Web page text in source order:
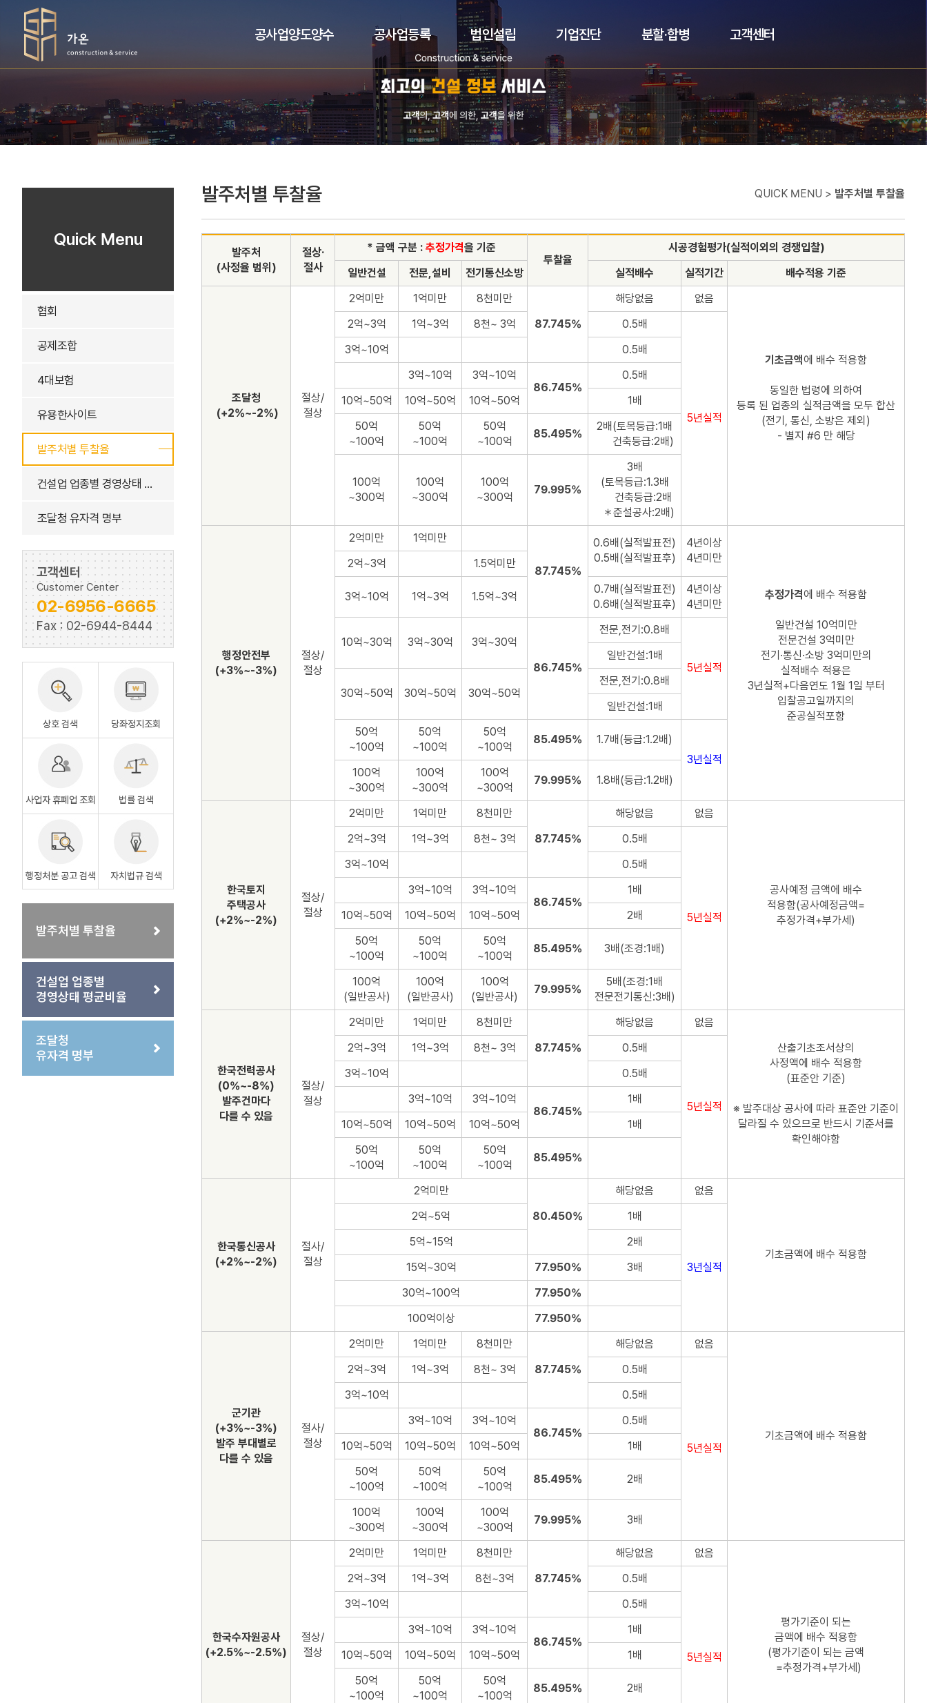
공사업양도양수 공사업등록 법인설립 기업진단 분할·합병 고객센터
Quick Menu
협회
공제조합
4대보험
유용한사이트
발주처별 투찰율
건설업 업종별 경영상태 평균비율
조달청 유자격 명부
고객센터
Customer Center
02-6956-6665
Fax : 02-6944-8444
상호 검색 당좌정지조회
사업자 휴폐업 조회 법률 검색
행정처분 공고 검색 자치법규 검색
발주처별 투찰율
건설업 업종별
경영상태 평균비율
조달청
유자격 명부
발주처별 투찰율 QUICK MENU > 발주처별 투찰율
발주처
(사정율 범위)
절상·
절사
* 금액 구분 : 추정가격을 기준
투찰율
시공경험평가(실적이외의 경쟁입찰)
일반건설
전문,설비 전기통신소방 실적배수 실적기간 배수적용 기준
조달청
(+2%~-2%)
절상/
절상
2억미만 1억미만
8천미만
87.745%
해당없음 없음
기초금액에 배수 적용함
동일한 법령에 의하여
등록 된 업종의 실적금액을 모두 합산
(전기, 통신, 소방은 제외)
- 별지 #6 만 해당
2억~3억 1억~3억 8천~ 3억 0.5배
5년실적
3억~10억
0.5배
3억~10억
3억~10억
86.745%
0.5배
10억~50억
10억~50억 10억~50억
1배
50억
~100억
50억
~100억
50억
~100억
85.495%
2배(토목등급:1배
건축등급:2배)
100억
~300억
100억
~300억
100억
~300억
79.995%
3배
(토목등급:1.3배
건축등급:2배
＊준설공사:2배)
행정안전부
(+3%~-3%)
절상/
절상
2억미만 1억미만
87.745%
0.6배(실적발표전)
0.5배(실적발표후)
4년이상
4년미만
추정가격에 배수 적용함
일반건설 10억미만
전문건설 3억미만
전기·통신·소방 3억미만의
실적배수 적용은
3년실적+다음연도 1월 1일 부터
입찰공고일까지의
준공실적포함
2억~3억 1.5억미만
3억~10억 1억~3억 1.5억~3억
0.7배(실적발표전)
0.6배(실적발표후)
4년이상
4년미만
10억~30억 3억~30억
3억~30억
86.745%
전문,전기:0.8배
5년실적
일반건설:1배
30억~50억 30억~50억 30억~50억
전문,전기:0.8배
일반건설:1배
50억
~100억
50억
~100억
50억
~100억
85.495%
1.7배(등급:1.2배)
3년실적
100억
~300억
100억
~300억
100억
~300억
79.995% 1.8배(등급:1.2배)
한국토지
주택공사
(+2%~-2%)
절상/
절상
2억미만 1억미만
8천미만
87.745%
해당없음 없음
공사예정 금액에 배수
적용함(공사예정금액=
추정가격+부가세)
2억~3억 1억~3억 8천~ 3억 0.5배
5년실적
3억~10억
0.5배
3억~10억
3억~10억
86.745%
1배
10억~50억
10억~50억 10억~50억
2배
50억
~100억
50억
~100억
50억
~100억
85.495% 3배(조경:1배)
100억
(일반공사)
100억
(일반공사)
100억
(일반공사)
79.995%
5배(조경:1배
전문전기통신:3배)
한국전력공사
(0%~-8%)
발주건마다
다를 수 있음
절상/
절상
2억미만 1억미만
8천미만
87.745%
해당없음
없음
산출기초조서상의
사정액에 배수 적용함
(표준안 기준)
※ 발주대상 공사에 따라 표준안 기준이
달라질 수 있으므로 반드시 기준서를
확인해야함
2억~3억 1억~3억 8천~ 3억 0.5배
5년실적
3억~10억
0.5배
3억~10억
3억~10억
86.745%
1배
10억~50억
10억~50억 10억~50억
1배
50억
~100억
50억
~100억
50억
~100억
85.495%
한국통신공사
(+2%~-2%)
절사/
절상
2억미만
80.450%
해당없음 없음
기초금액에 배수 적용함
2억~5억 1배
3년실적
5억~15억
2배
15억~30억
77.950%
3배
30억~100억
77.950%
100억이상
77.950%
군기관
(+3%~-3%)
발주 부대별로
다를 수 있음
절사/
절상
2억미만 1억미만
8천미만
87.745%
해당없음 없음
기초금액에 배수 적용함
2억~3억 1억~3억 8천~ 3억 0.5배
5년실적
3억~10억
0.5배
3억~10억
3억~10억
86.745%
0.5배
10억~50억
10억~50억 10억~50억
1배
50억
~100억
50억
~100억
50억
~100억
85.495% 2배
100억
~300억
100억
~300억
100억
~300억
79.995% 3배
한국수자원공사
(+2.5%~-2.5%)
절상/
절상
2억미만 1억미만
8천미만
87.745%
해당없음 없음
평가기준이 되는
금액에 배수 적용함
(평가기준이 되는 금액
=추정가격+부가세)
2억~3억 1억~3억 8천~3억 0.5배
5년실적
3억~10억
0.5배
3억~10억
3억~10억
86.745%
1배
10억~50억
10억~50억 10억~50억
1배
50억
~100억
50억
~100억
50억
~100억
85.495% 2배